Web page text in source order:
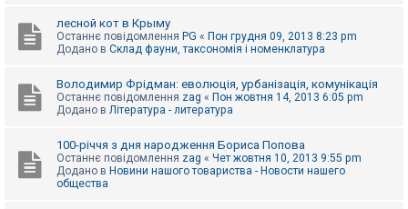
е
и
лесной кот в Крыму
Останнє повідомлення PG « Пон грудня 09, 2013 8:23 pm
Додано в Склад фауни, таксономія і номенклатура
Володимир Фрідман: еволюція, урбанізація, комунікація
Останнє повідомлення zag « Пон жовтня 14, 2013 6:05 pm
Додано в Література - литература
100-річчя з дня народження Бориса Попова
Останнє повідомлення zag « Чет жовтня 10, 2013 9:55 pm
Додано в Новини нашого товариства - Новости нашего
общества